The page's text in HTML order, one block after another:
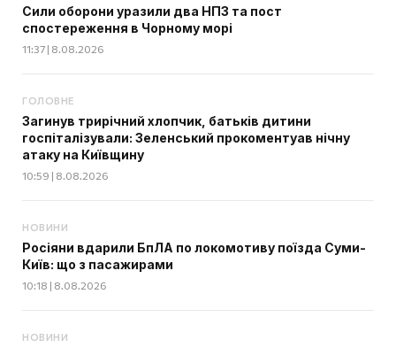
Сили оборони уразили два НПЗ та пост
спостереження в Чорному морі
11:37 | 8.08.2026
ГОЛОВНЕ
Загинув трирічний хлопчик, батьків дитини
госпіталізували: Зеленський прокоментуав нічну
атаку на Київщину
10:59 | 8.08.2026
НОВИНИ
Росіяни вдарили БпЛА по локомотиву поїзда Суми-
Київ: що з пасажирами
10:18 | 8.08.2026
НОВИНИ